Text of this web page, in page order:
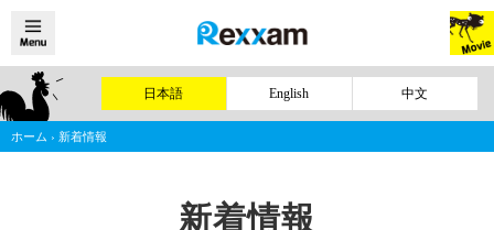
日本語 English 中文
ホーム › 新着情報
新着情報